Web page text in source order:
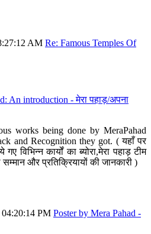
AM Re: Famous Temples Of
An introduction - मेरा पहाड़/अपना
works being done by MeraPahad
and Recognition they got. ( यहाँ पर
विभिन्न कार्यों का ब्योरा,मेरा पहाड़ टीम
और प्रतिक्रियायों की जानकारी )
04:20:14 PM Poster by Mera Pahad -